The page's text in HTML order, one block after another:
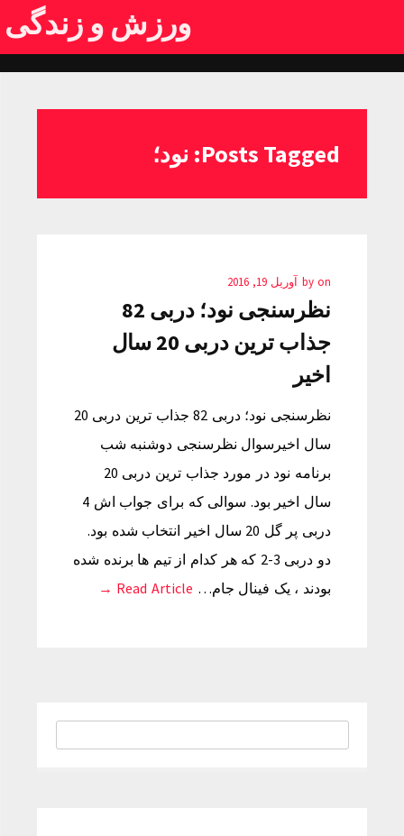
ورزش و زندگی
Posts Tagged: نود؛
by on آوریل 19, 2016
نظرسنجی نود؛ دربی 82
جذاب ترین دربی 20 سال
اخیر
نظرسنجی نود؛ دربی 82 جذاب ترین دربی 20
سال اخیرسوال نظرسنجی دوشنبه شب
برنامه نود در مورد جذاب ترین دربی 20
سال اخیر بود. سوالی که برای جواب اش 4
دربی پر گل 20 سال اخیر انتخاب شده بود.
دو دربی 3-2 که هر کدام از تیم ها برنده شده
بودند ، یک فینال جام… Read Article →